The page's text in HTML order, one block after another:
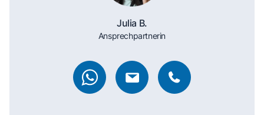
Julia B.
Ansprechpartnerin